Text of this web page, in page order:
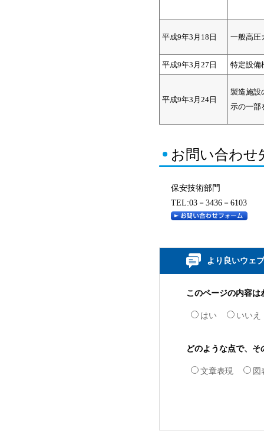
平成9年3月18日 一般高圧
平成9年3月27日 特定設備
平成9年3月24日
製造施設
示の一部
お問い合わせ
保安技術部門
TEL:03－3436－6103
より良いウェ
このページの内容は
はい いいえ
どのような点で、
文章表現 図